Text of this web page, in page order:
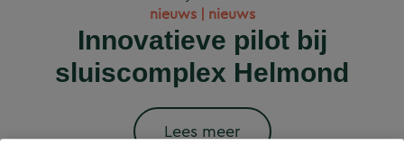
woningbouwprojecten
krijgen straks
voorrang op het
stroomnet?
nieuws | nieuws
Innovatieve pilot bij
sluiscomplex Helmond
Lees meer
Slim onderzoek
voorkomt onnodige
vervanging van
Eindhovense tunnel
Voorzieningenscan
Drenthe: inzicht voor
vandaag, richting voor
morgen
Wet versterking regie
volkshuisvesting in
werking: wat betekent
dit voor gemeenten?